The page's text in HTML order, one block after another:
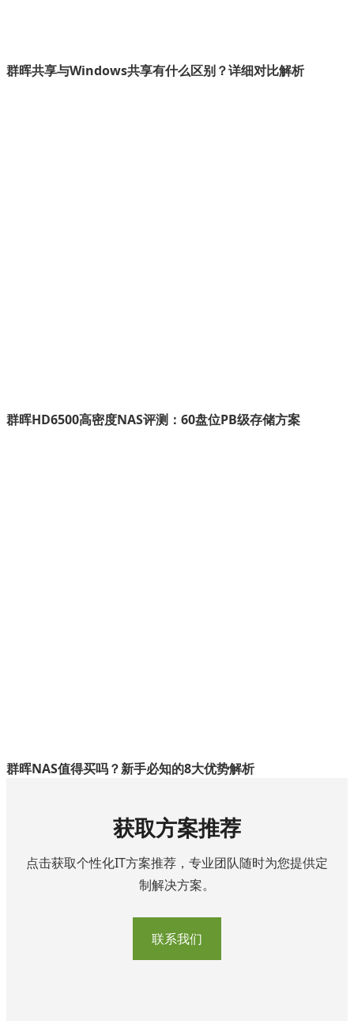
群晖共享与Windows共享有什么区别？详细对比解析
群晖HD6500高密度NAS评测：60盘位PB级存储方案
群晖NAS值得买吗？新手必知的8大优势解析
获取方案推荐
点击获取个性化IT方案推荐，专业团队随时为您提供定
制解决方案。
联系我们